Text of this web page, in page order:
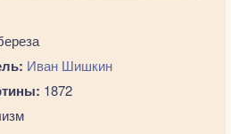
Иван Шишкин
1872